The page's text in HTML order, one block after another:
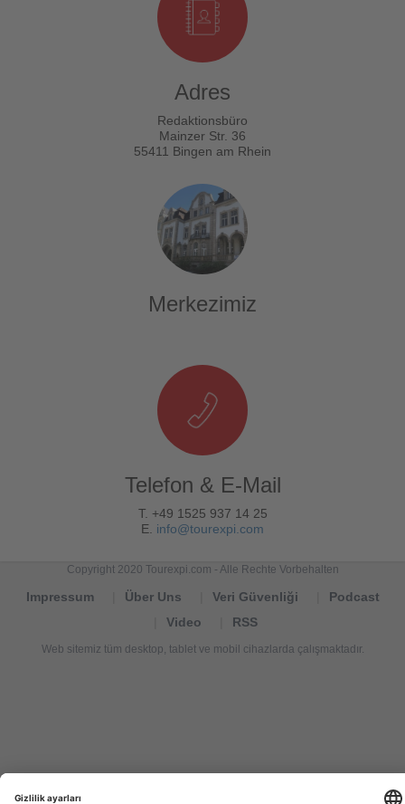
Adres
Redaktionsbüro
Mainzer Str. 36
55411 Bingen am Rhein
Merkezimiz
Telefon & E-Mail
T. +49 1525 937 14 25
E. info@tourexpi.com
Copyright 2020 Tourexpi.com - Alle Rechte Vorbehalten
Impressum Über Uns Veri Güvenliği
Podcast
Video
RSS
Web sitemiz tüm desktop, tablet ve mobil cihazlarda çalışmaktadır.
noticias
de